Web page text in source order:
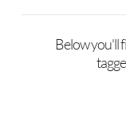
Below you'll